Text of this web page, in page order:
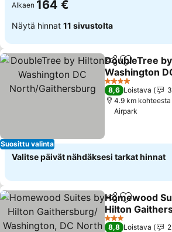
Alkaen 164 €
Näytä hinnat 11 sivustolta
Suosittu valinta
Jaa Lisää
DoubleTree
Washington
North/
Katso hinnat
4 Tähtiluokitus
8,6 Loistava
4.9 km
Airpark
Valitse päivät nähdäksesi tarkat hinnat
Jaa Lisää
Homewood
Hilton
Washington,
Katso hinnat
3 Tähtiluokitus
8,8 Loistava